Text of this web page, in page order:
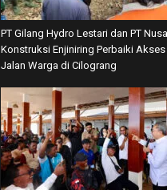
PT Gilang Hydro Lestari dan PT Nusa
Konstruksi Enjiniring Perbaiki Akses
Jalan Warga di Cilograng